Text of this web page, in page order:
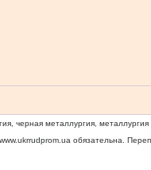
черная металлургия,
www.ukrrudprom.ua обязательна.